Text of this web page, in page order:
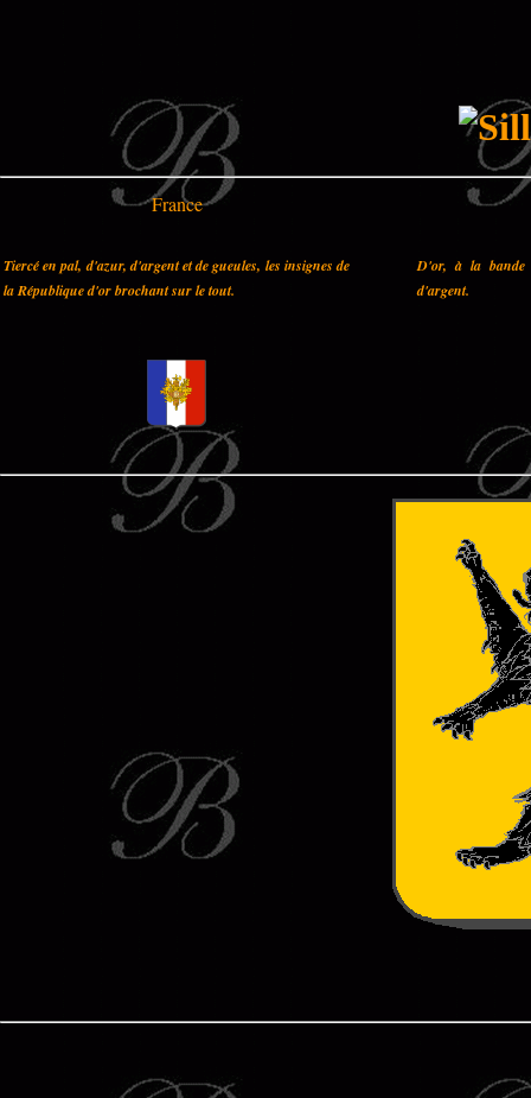
France
Tiercé en pal, d'azur, d'argent et de gueules, les insignes de
la République d'or brochant sur le tout.
D'or, à la bande
d'argent.